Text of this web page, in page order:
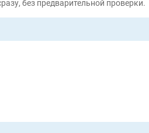
без предварительной проверки.